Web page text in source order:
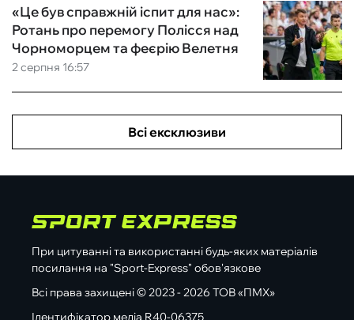
2 серпня 16:57
«Це був справжній іспит для нас»:
Ротань про перемогу Полісся над
Чорноморцем та феєрію Велетня
Всі ексклюзиви
При цитуванні та використанні будь-яких матеріалів
посилання на "Sport-Express" обов'язкове
Всі права захищені © 2023 - 2026 ТОВ «ПМХ»
Ідентифікатор медіа R40-06375